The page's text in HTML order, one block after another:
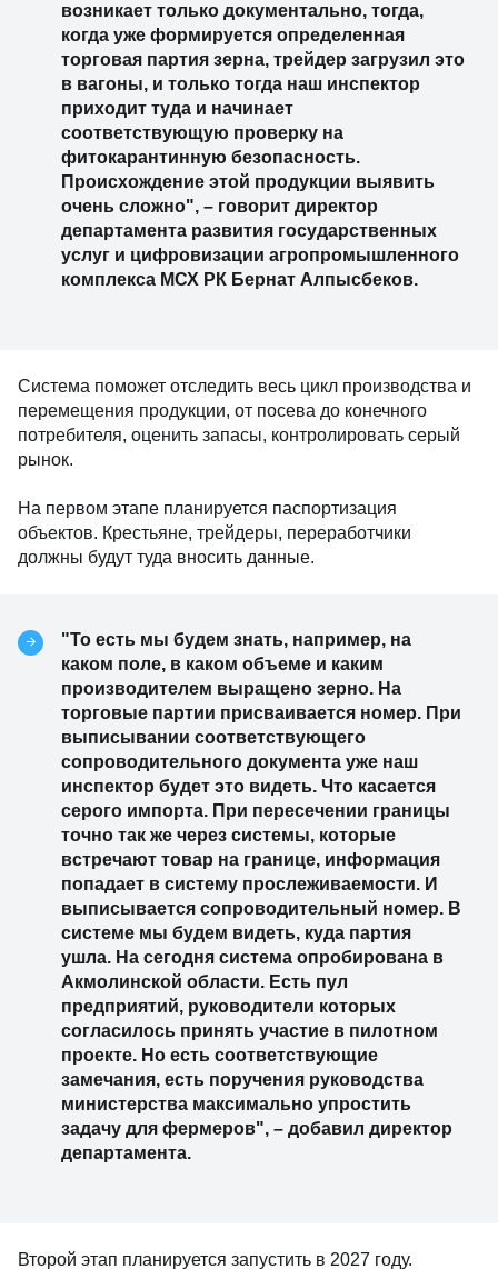
возникает только документально, тогда,
когда уже формируется определенная
торговая партия зерна, трейдер загрузил это
в вагоны, и только тогда наш инспектор
приходит туда и начинает
соответствующую проверку на
фитокарантинную безопасность.
Происхождение этой продукции выявить
очень сложно", – говорит директор
департамента развития государственных
услуг и цифровизации агропромышленного
комплекса МСХ РК Бернат Алпысбеков.
Система поможет отследить весь цикл производства и
перемещения продукции, от посева до конечного
потребителя, оценить запасы, контролировать серый
рынок.
На первом этапе планируется паспортизация
объектов. Крестьяне, трейдеры, переработчики
должны будут туда вносить данные.
"То есть мы будем знать, например, на
каком поле, в каком объеме и каким
производителем выращено зерно. На
торговые партии присваивается номер. При
выписывании соответствующего
сопроводительного документа уже наш
инспектор будет это видеть. Что касается
серого импорта. При пересечении границы
точно так же через системы, которые
встречают товар на границе, информация
попадает в систему прослеживаемости. И
выписывается сопроводительный номер. В
системе мы будем видеть, куда партия
ушла. На сегодня система опробирована в
Акмолинской области. Есть пул
предприятий, руководители которых
согласилось принять участие в пилотном
проекте. Но есть соответствующие
замечания, есть поручения руководства
министерства максимально упростить
задачу для фермеров", – добавил директор
департамента.
Второй этап планируется запустить в 2027 году.